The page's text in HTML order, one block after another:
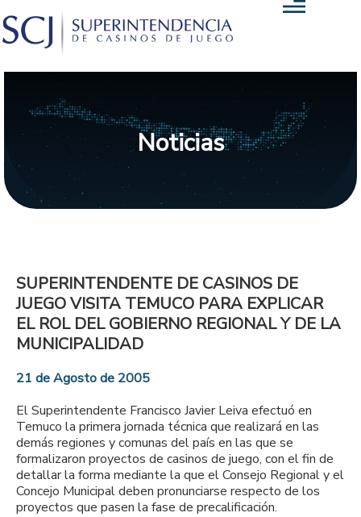
Noticias
SUPERINTENDENTE DE CASINOS DE
JUEGO VISITA TEMUCO PARA EXPLICAR
EL ROL DEL GOBIERNO REGIONAL Y DE LA
MUNICIPALIDAD
21 de Agosto de 2005
El Superintendente Francisco Javier Leiva efectuó en
Temuco la primera jornada técnica que realizará en las
demás regiones y comunas del país en las que se
formalizaron proyectos de casinos de juego, con el fin de
detallar la forma mediante la que el Consejo Regional y el
Concejo Municipal deben pronunciarse respecto de los
proyectos que pasen la fase de precalificación.